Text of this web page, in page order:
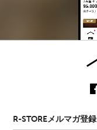
R-STOREメルマガ登録